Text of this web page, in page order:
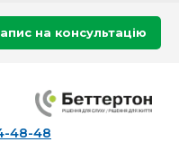
на консультацію
48-48